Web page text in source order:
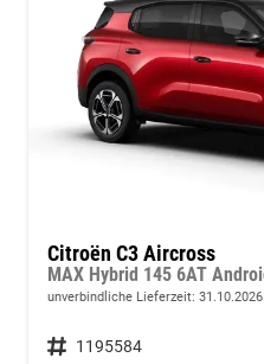
Citroën C3 Aircross
unverbindliche Lieferzeit: 31.10.2026
Fahrzeugnummer 1195584